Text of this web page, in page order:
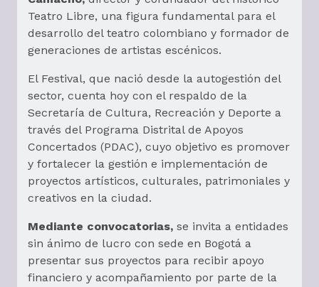
Teatro Libre, una figura fundamental para el
desarrollo del teatro colombiano y formador de
generaciones de artistas escénicos.
El Festival, que nació desde la autogestión del
sector, cuenta hoy con el respaldo de la
Secretaría de Cultura, Recreación y Deporte a
través del Programa Distrital de Apoyos
Concertados (PDAC), cuyo objetivo es promover
y fortalecer la gestión e implementación de
proyectos artísticos, culturales, patrimoniales y
creativos en la ciudad.
Mediante convocatorias, se invita a entidades
sin ánimo de lucro con sede en Bogotá a
presentar sus proyectos para recibir apoyo
financiero y acompañamiento por parte de la